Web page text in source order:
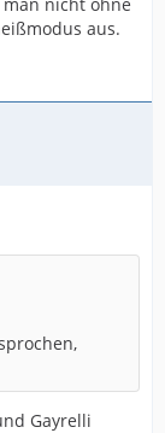
aus.
Gayrelli